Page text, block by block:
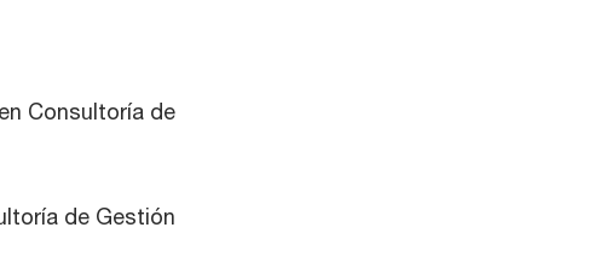
Consultoría de
de Gestión